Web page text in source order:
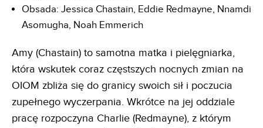
Obsada: Jessica Chastain, Eddie Redmayne, Nnamdi
Asomugha, Noah Emmerich
Amy (Chastain) to samotna matka i pielęgniarka,
która wskutek coraz częstszych nocnych zmian na
OIOM zbliża się do granicy swoich sił i poczucia
zupełnego wyczerpania. Wkrótce na jej oddziale
pracę rozpoczyna Charlie (Redmayne), z którym